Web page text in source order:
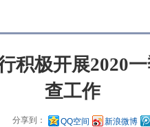
积极开展2020
查工作
分享到： QQ空间 新浪微博